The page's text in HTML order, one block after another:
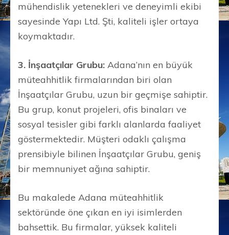
mühendislik yetenekleri ve deneyimli ekibi
sayesinde Yapı Ltd. Şti, kaliteli işler ortaya
koymaktadır.
3. İnşaatçılar Grubu: Adana’nın en büyük
müteahhitlik firmalarından biri olan
İnşaatçılar Grubu, uzun bir geçmişe sahiptir.
Bu grup, konut projeleri, ofis binaları ve
sosyal tesisler gibi farklı alanlarda faaliyet
göstermektedir. Müşteri odaklı çalışma
prensibiyle bilinen İnşaatçılar Grubu, geniş
bir memnuniyet ağına sahiptir.
Bu makalede Adana müteahhitlik
sektöründe öne çıkan en iyi isimlerden
bahsettik. Bu firmalar, yüksek kaliteli